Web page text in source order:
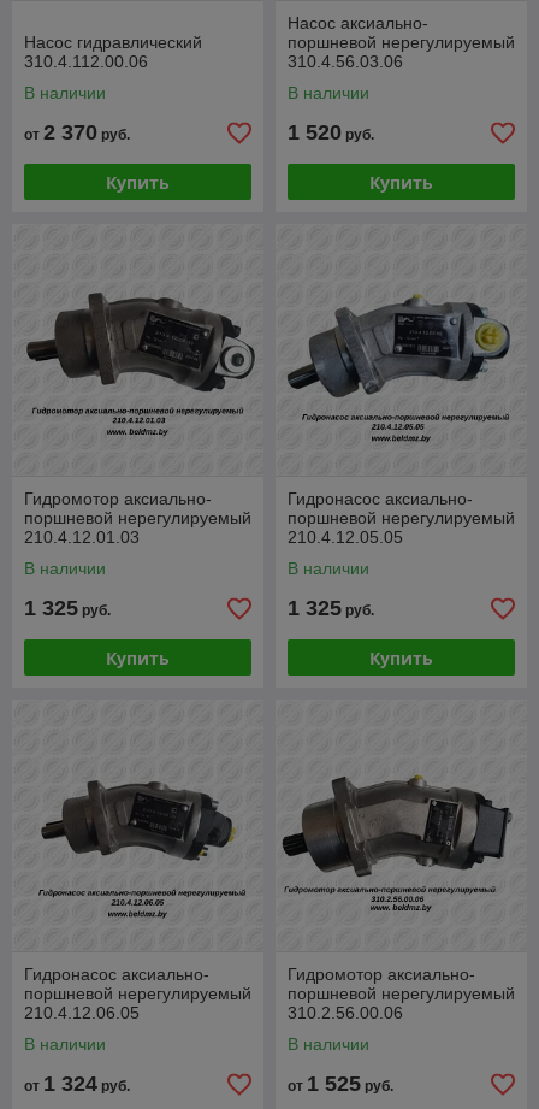
Насос гидравлический
310.4.112.00.06
В наличии
от 2 370 руб.
Купить
Насос аксиально-
поршневой нерегулируемый
310.4.56.03.06
В наличии
1 520 руб.
Купить
Гидромотор аксиально-
поршневой нерегулируемый
210.4.12.01.03
В наличии
1 325 руб.
Купить
Гидронасос аксиально-
поршневой нерегулируемый
210.4.12.05.05
В наличии
1 325 руб.
Купить
Гидронасос аксиально-
поршневой нерегулируемый
210.4.12.06.05
В наличии
от 1 324 руб.
Гидромотор аксиально-
поршневой нерегулируемый
310.2.56.00.06
В наличии
от 1 525 руб.